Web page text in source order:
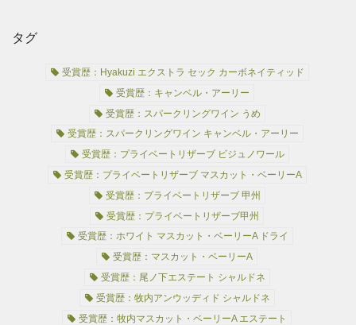
タグ
受賞歴：Hyakuzi エクストラ セック カーボネイティッド
受賞歴：キャンベル・アーリー
受賞歴：スパークリングワイン うめ
受賞歴：スパークリングワイン キャンベル・アーリー
受賞歴：プライベートリザーブ ビジュノワール
受賞歴：プライベートリザーブ マスカット・ベーリーA
受賞歴：プライベートリザーブ 甲州
受賞歴：プライベートリザーブ甲州
受賞歴：ホワイト マスカット・ベーリーA ドライ
受賞歴：マスカット・ベーリーA
受賞歴：尾ノ下エステート シャルドネ
受賞歴：牧内アンウッディド シャルドネ
受賞歴：牧内マスカット・ベーリーA エステート